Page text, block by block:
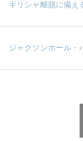
ギリシャ離脱に備え
ジャクソンホール・